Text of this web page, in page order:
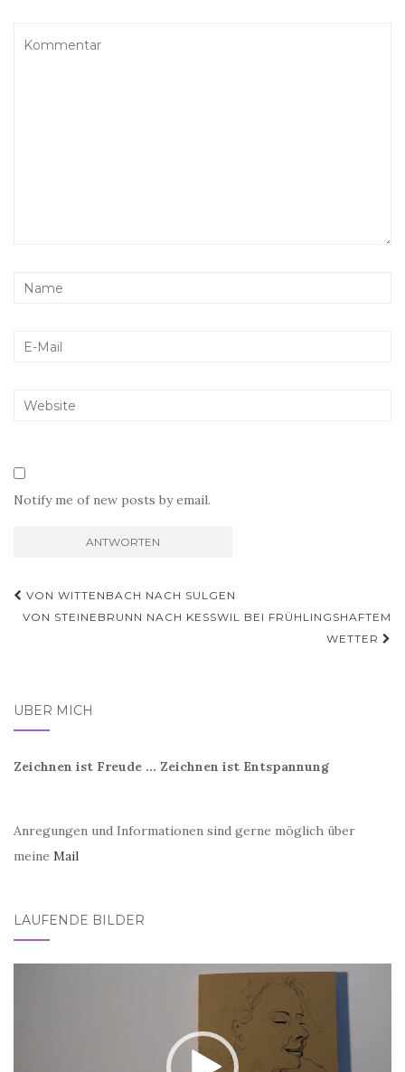
Notify me of new posts by email.
Beitragsnavigation
VON WITTENBACH NACH SULGEN
VON STEINEBRUNN NACH KESSWIL BEI FRÜHLINGSHAFTEM
WETTER
ÜBER MICH
Zeichnen ist Freude ... Zeichnen ist Entspannung
Anregungen und Informationen sind gerne möglich über
meine Mail
LAUFENDE BILDER